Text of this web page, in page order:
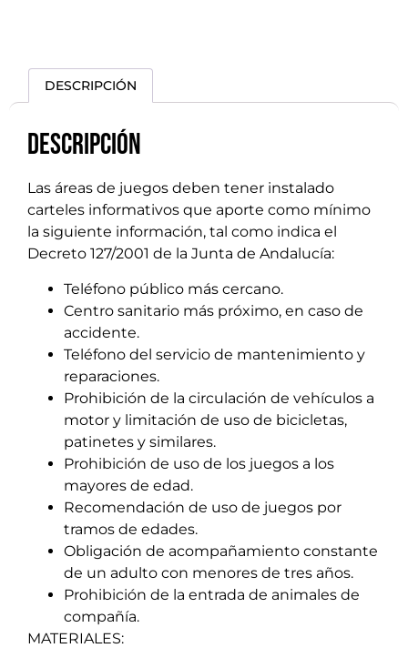
DESCRIPCIÓN
Descripción
Las áreas de juegos deben tener instalado
carteles informativos que aporte como mínimo
la siguiente información, tal como indica el
Decreto 127/2001 de la Junta de Andalucía:
Teléfono público más cercano.
Centro sanitario más próximo, en caso de
accidente.
Teléfono del servicio de mantenimiento y
reparaciones.
Prohibición de la circulación de vehículos a
motor y limitación de uso de bicicletas,
patinetes y similares.
Prohibición de uso de los juegos a los
mayores de edad.
Recomendación de uso de juegos por
tramos de edades.
Obligación de acompañamiento constante
de un adulto con menores de tres años.
Prohibición de la entrada de animales de
compañía.
MATERIALES: